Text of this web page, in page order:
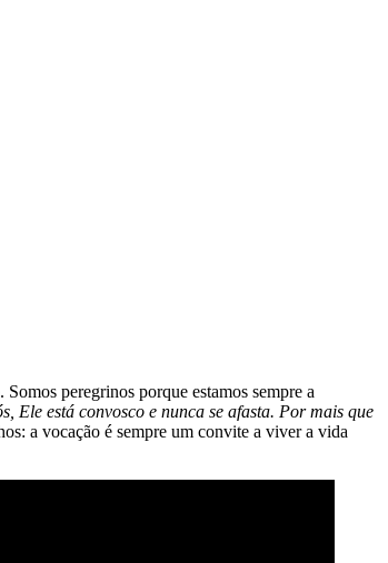
peregrinos porque estamos sempre a
Ele está convosco e nunca se afasta. Por mais que
a vocação é sempre um convite a viver a vida